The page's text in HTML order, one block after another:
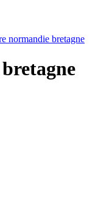
normandie bretagne